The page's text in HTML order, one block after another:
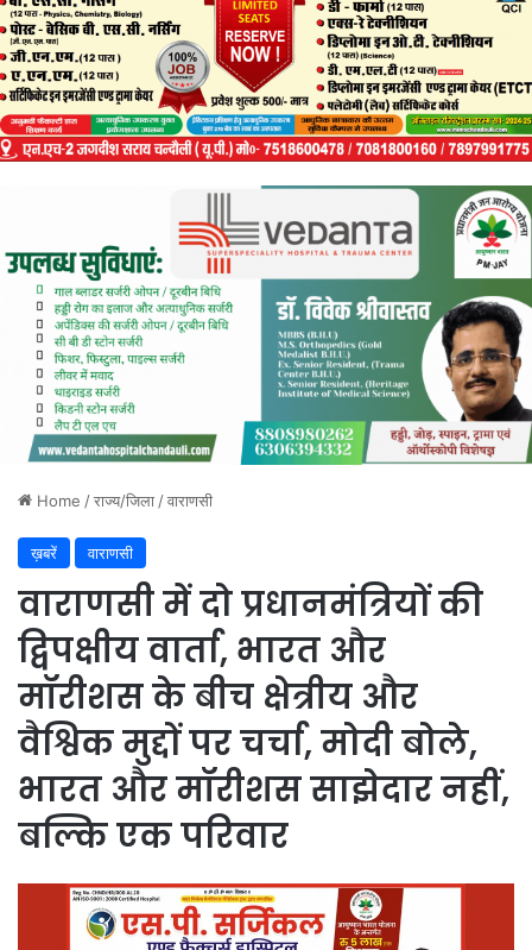
Home /राज्य/जिला /वाराणसी
ख़बरें वाराणसी
वाराणसी में दो प्रधानमंत्रियों की
द्विपक्षीय वार्ता, भारत और
मॉरीशस के बीच क्षेत्रीय और
वैश्विक मुद्दों पर चर्चा, मोदी बोले,
भारत और मॉरीशस साझेदार नहीं,
बल्कि एक परिवार